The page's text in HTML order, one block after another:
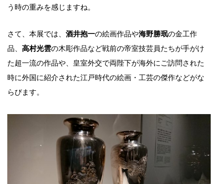
う時の重みを感じますね。
さて、本展では、 酒井抱一の絵画作品や海野勝珉の金工作
品、 高村光雲の木彫作品など戦前の帝室技芸員たちが手がけ
た超一流の作品や、皇室外交で両陛下が海外にご訪問された
時に外国に紹介された江戸時代の絵画・工芸の傑作などがな
らびます。